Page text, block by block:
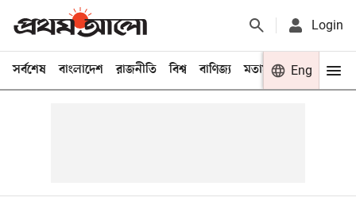
Login
সর্বশেষ বাংলাদেশ রাজনীতি বিশ্ব বাণিজ্য মতামত খেলা
Eng